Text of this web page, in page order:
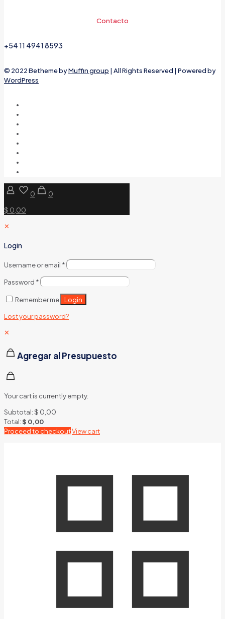
Contacto
+54 11 4941 8593
© 2022 Betheme byMuffin group | All Rights Reserved | Powered by
WordPress
0
0
$ 0,00
✕
Login
Username or email *
Password *
Remember me Login
Lost your password?
✕
Agregar al Presupuesto
Your cart is currently empty.
Subtotal:$ 0,00
Total:$ 0,00
Proceed to checkoutView cart